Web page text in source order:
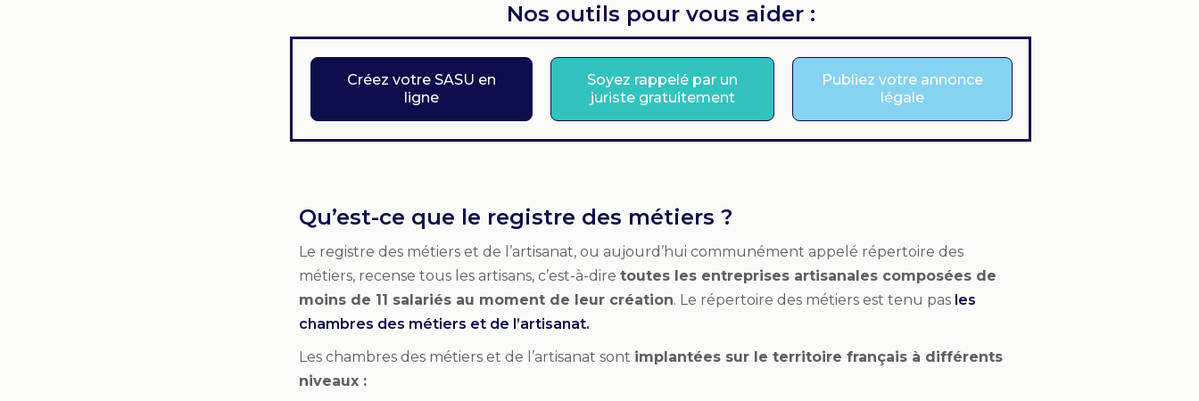
Nos outils pour vous aider :
Créez votre SASU en
ligne
Soyez rappelé par un
juriste gratuitement
Publiez votre annonce
légale
Qu’est-ce que le registre des métiers ?
Le registre des métiers et de l’artisanat, ou aujourd’hui communément appelé répertoire des
métiers, recense tous les artisans, c’est-à-dire toutes les entreprises artisanales composées de
moins de 11 salariés au moment de leur création. Le répertoire des métiers est tenu pas les
chambres des métiers et de l’artisanat.
Les chambres des métiers et de l’artisanat sont implantées sur le territoire français à différents
niveaux :